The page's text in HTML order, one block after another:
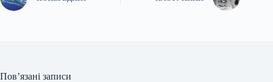
Пов’язані записи